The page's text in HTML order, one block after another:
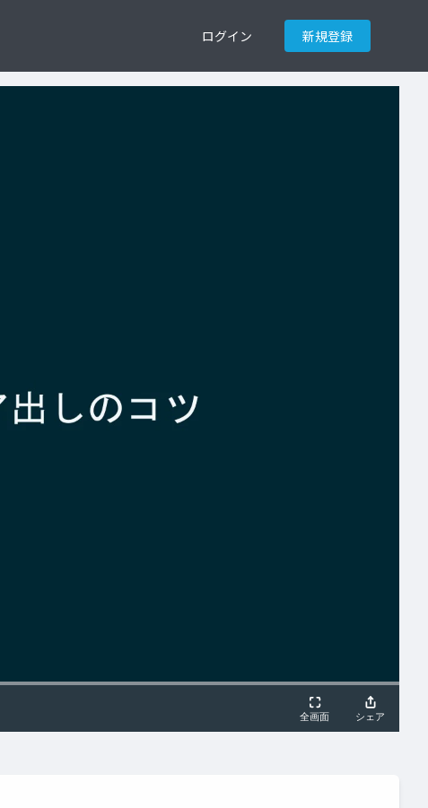
ログイン 新規登録